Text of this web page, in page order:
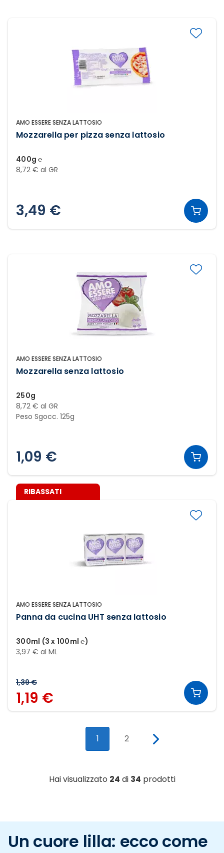
AMO ESSERE SENZA LATTOSIO
Mozzarella per pizza senza lattosio
400g ℮
8,72 € al GR
3,49 €
AMO ESSERE SENZA LATTOSIO
Mozzarella senza lattosio
250g
8,72 € al GR
Peso Sgocc. 125g
1,09 €
AMO ESSERE SENZA LATTOSIO
Panna da cucina UHT senza lattosio
300ml (3 x 100ml ℮)
3,97 € al ML
RIBASSATI
1,39 €
1,19 €
1 2
Hai visualizzato 24 di 34 prodotti
Un cuore lilla: ecco come